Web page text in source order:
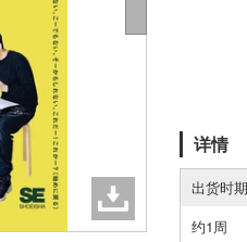
详情
出货时期
约1周